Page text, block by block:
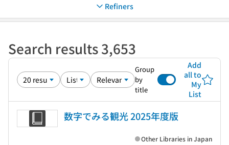
Refiners
Search results 3,653
Group
by
title
Add
all to
My
List
数字でみる観光 2025年度版
Other Libraries in Japan